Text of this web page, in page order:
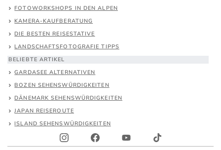
FOTOWORKSHOPS IN DEN ALPEN
KAMERA-KAUFBERATUNG
DIE BESTEN REISESTATIVE
LANDSCHAFTSFOTOGRAFIE TIPPS
BELIEBTE ARTIKEL
GARDASEE ALTERNATIVEN
BOZEN SEHENSWÜRDIGKEITEN
DÄNEMARK SEHENSWÜRDIGKEITEN
JAPAN REISEROUTE
ISLAND SEHENSWÜRDIGKEITEN